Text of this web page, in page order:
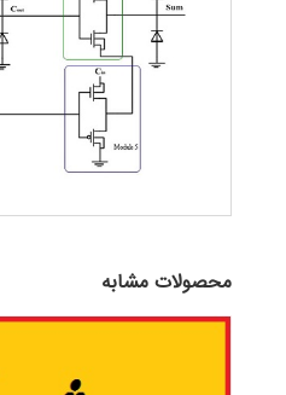
محصولات مشابه